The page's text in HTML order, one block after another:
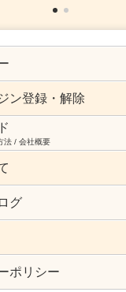
ン登録・解除
法 / 会社概要
グ
ポリシー